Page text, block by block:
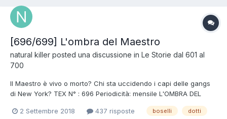
[696/699] L'ombra del Maestro
natural killer posted una discussione in Le Storie dal 601 al
700
Il Maestro è vivo o morto? Chi sta uccidendo i capi delle gangs
di New York? TEX N° : 696 Periodicità: mensile L'OMBRA DEL
Sceneggiatura: Mauro Boselli Disegni: Maurizio Dot...
2 Settembre 2018 437 risposte boselli dotti